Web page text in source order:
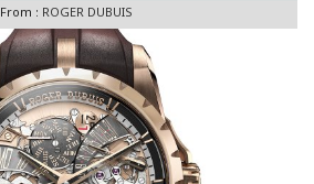
From : ROGER DUBUIS